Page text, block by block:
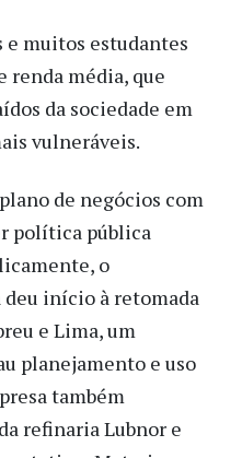
e muitos estudantes
renda média, que
da sociedade em
vulneráveis.
de negócios com
política pública
o
início à retomada
e Lima, um
planejamento e uso
também
refinaria Lubnor e